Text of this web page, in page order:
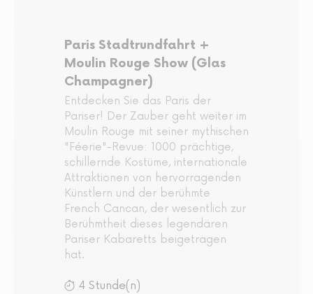
Paris Stadtrundfahrt +
Moulin Rouge Show (Glas
Champagner)
Entdecken Sie das Paris der
Pariser! Der Zauber geht weiter im
Moulin Rouge mit seiner mythischen
"Féerie"-Revue: 1000 prächtige,
schillernde Kostüme, internationale
Attraktionen von hervorragenden
Künstlern und der berühmte
French Cancan, der wesentlich zur
Berühmtheit dieses legendären
Pariser Kabaretts beigetragen
hat.
4 Stunde(n)